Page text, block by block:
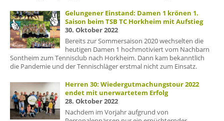
Gelungener Einstand: Damen 1 krönen 1.
Saison beim TSB TC Horkheim mit Aufstieg
30. Oktober 2022
Bereits zur Sommersaison 2020 wechselten die
heutigen Damen 1 hochmotiviert vom Nachbarn
Sontheim zum Tennisclub nach Horkheim. Dann kam bekanntlich
die Pandemie und der Tennischläger erstmal nicht zum Einsatz.
Herren 30: Wiedergutmachungstour 2022
endet mit unerwartetem Erfolg
28. Oktober 2022
Nachdem im Vorjahr aufgrund von